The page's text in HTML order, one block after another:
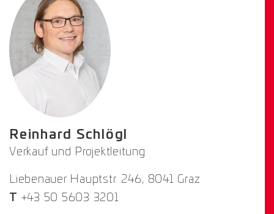
Reinhard Schlögl
Verkauf und Projektleitung
Liebenauer Hauptstr. 246, 8041 Graz
+43 50 5603 3201